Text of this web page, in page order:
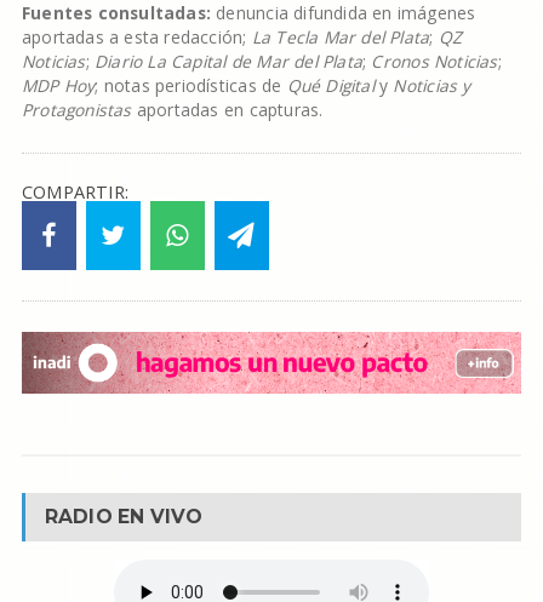
Fuentes consultadas: denuncia difundida en imágenes
aportadas a esta redacción; La Tecla Mar del Plata; QZ
Noticias; Diario La Capital de Mar del Plata; Cronos Noticias;
MDP Hoy; notas periodísticas de Qué Digitaly Noticias y
Protagonistasaportadas en capturas.
COMPARTIR:
RADIO EN VIVO